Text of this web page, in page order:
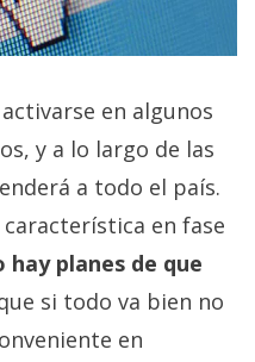
en algunos
y a lo largo de las
a todo el país.
en fase
planes de que
si todo va bien no
en